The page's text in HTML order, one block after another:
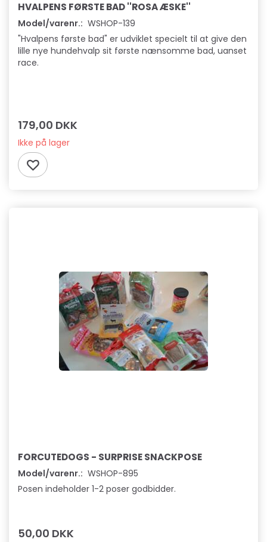
HVALPENS FØRSTE BAD ''ROSA ÆSKE''
Model/varenr.: WSHOP-139
"Hvalpens første bad" er udviklet specielt til at give den
lille nye hundehvalp sit første nænsomme bad, uanset
race.
179,00 DKK
Ikke på lager
FORCUTEDOGS - SURPRISE SNACKPOSE
Model/varenr.: WSHOP-895
Posen indeholder 1-2 poser godbidder.
50,00 DKK